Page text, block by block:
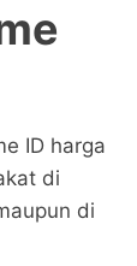
ID harga
di
di